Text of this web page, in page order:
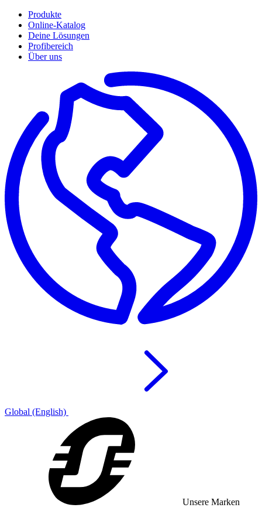
Produkte
Online-Katalog
Deine Lösungen
Profibereich
Über uns
Global (English)
Unsere Marken